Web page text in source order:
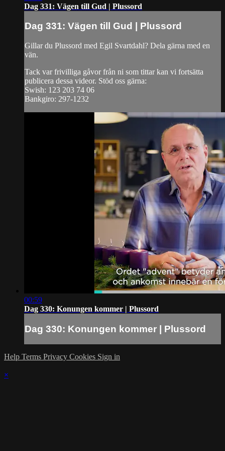
Dag 331: Vägen till Gud | Plussord
Dag 331: Vägen till Gud | Plussord
Gillar du Plussord med Egil Svartdahl? Dela gärna med en
vän.
Tack var frivilliga gåvor från ni som tittar kan vi fortsätta
publicera dessa videor. Stöd oss gärna:
Swish: 123 203 74 06
Bankgiro: 297-1232
00:59
Dag 330: Konungen kommer | Plussord
Dag 330: Konungen kommer | Plussord
Help Terms Privacy Cookies Sign in
×